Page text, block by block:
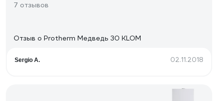
7 отзывов
Отзыв о Protherm Медведь 30 KLOM
Sergio A. 02.11.2018